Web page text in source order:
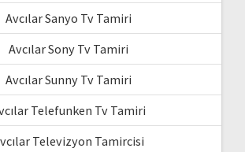
Avcılar Sanyo Tv Tamiri
Avcılar Sony Tv Tamiri
Avcılar Sunny Tv Tamiri
Telefunken Tv Tamiri
Televizyon Tamircisi